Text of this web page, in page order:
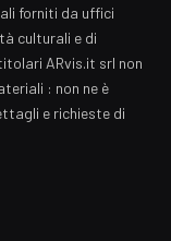
forniti da uffici
culturali e di
ARvis.it srl non
: non ne è
e richieste di